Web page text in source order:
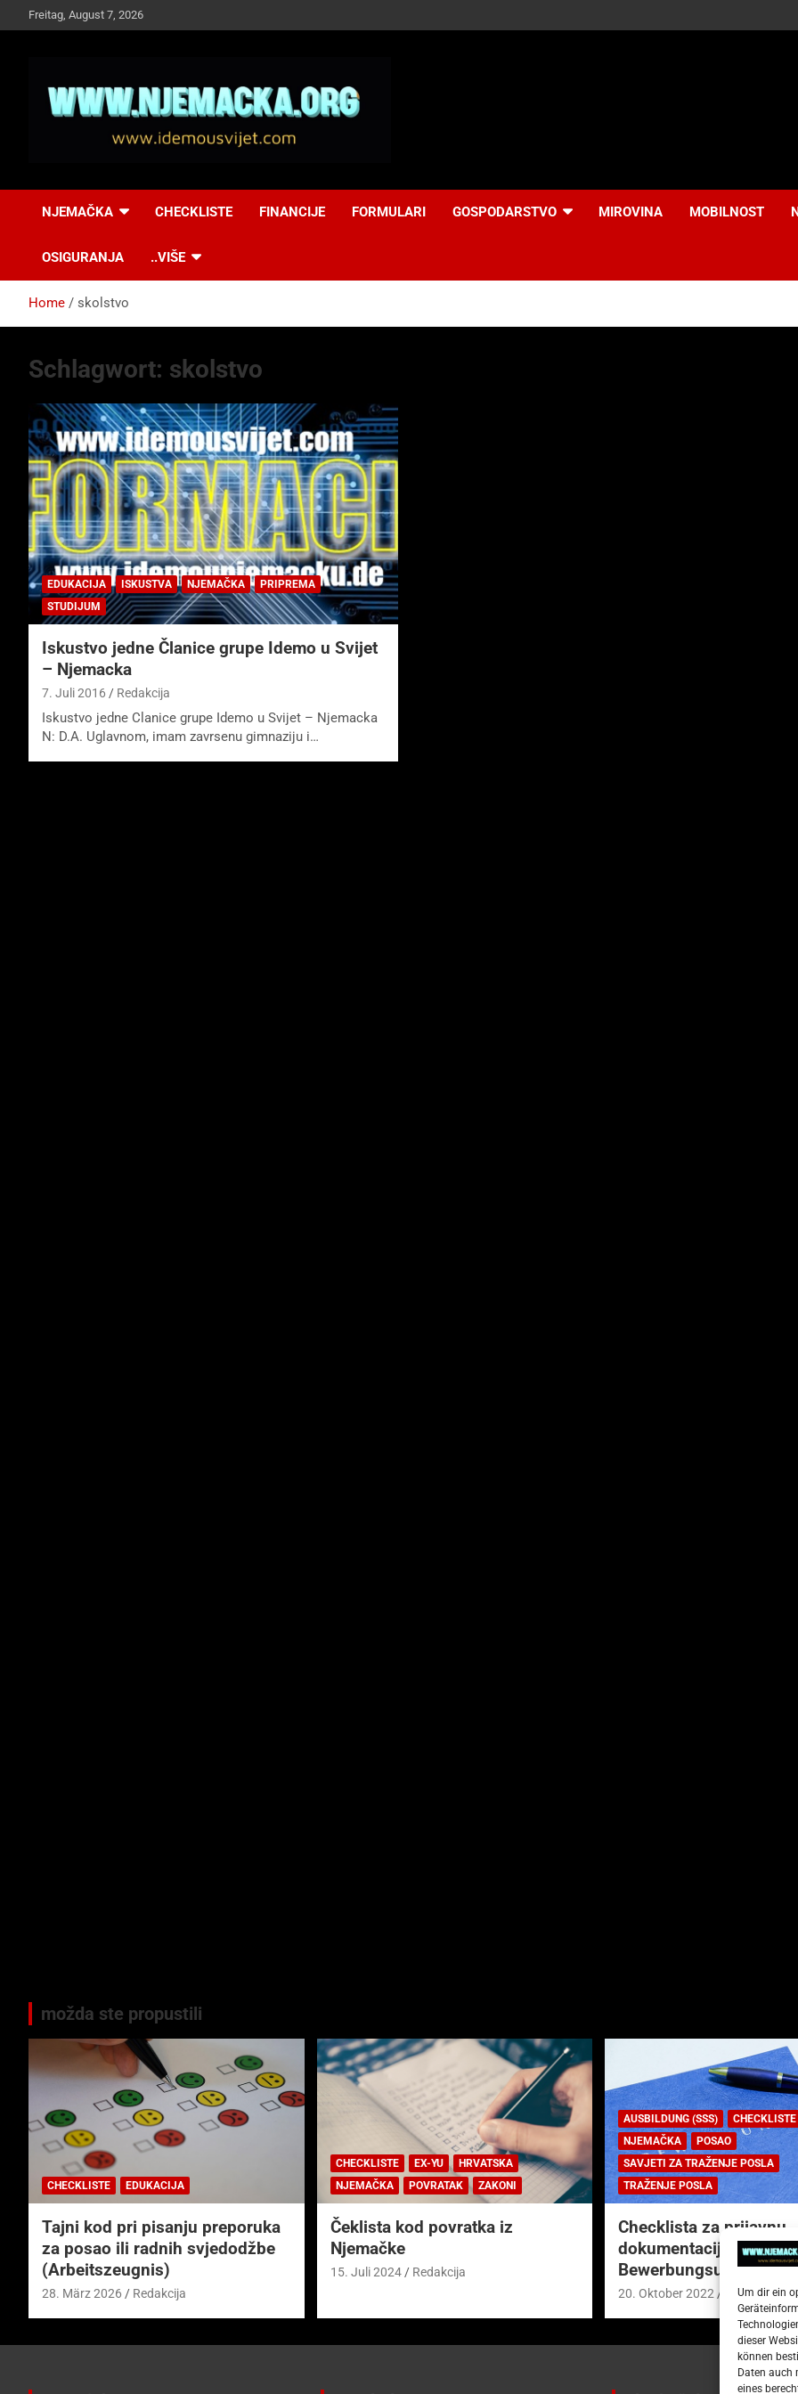
Um dir ein
dieser
können
Daten auch
eines
to
Freitag, August 7, 2026
Idemo u Svijet-
NJEMAČKA CHECKLISTE FINANCIJE FORMULARI GOSPODARSTVO MIROVINA MOBILNOST
OSIGURANJA ..VIŠE
Home skolstvo
Schlagwort: skolstvo
EDUKACIJA ISKUSTVA NJEMAČKA
PRIPREMA
STUDIJUM
Iskustvo jedne Članice grupe Idemo u Svijet
– Njemacka
7. Juli 2016 Redakcija
Iskustvo jedne Clanice grupe Idemo u Svijet – Njemacka
N: D.A. Uglavnom, imam zavrsenu gimnaziju i…
možda ste propustili
CHECKLISTE EDUKACIJA
Tajni kod pri pisanju preporuka
za posao ili radnih svjedodžbe
(Arbeitszeugnis)
28. März 2026 Redakcija
CHECKLISTE EX-YU
HRVATSKA
NJEMAČKA
POVRATAK ZAKONI
Čeklista kod povratka iz
Njemačke
15. Juli 2024 Redakcija
AUSBILDUNG (SSS)
CHECKLISTE
NJEMAČKA
POSAO
SAVJETI ZA TRAŽENJE POSLA
TRAŽENJE POSLA
Checklista za prijavnu
dokumentaciju (njem.
20. Oktober 2022 Redakcija